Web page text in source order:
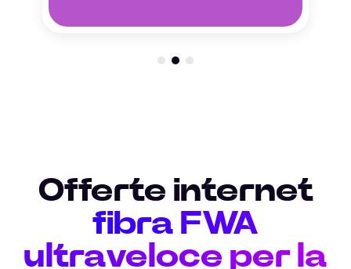
Offerte internet
fibra FWA
ultraveloce per la